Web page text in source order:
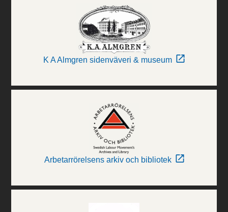
K A Almgren sidenväveri & museum
Arbetarrörelsens arkiv och bibliotek